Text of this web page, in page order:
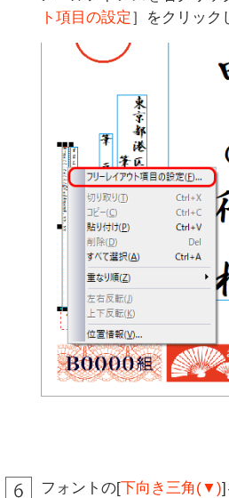
ト項目の設定 ］をクリック
フォントの[下向き三角(▼)]